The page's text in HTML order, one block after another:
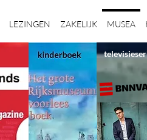
LEZINGEN ZAKELIJK MUSEA